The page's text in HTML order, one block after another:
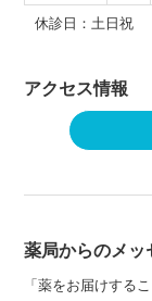
休診日：土日祝
アクセス情報
薬局からのメッ
「薬をお届けする